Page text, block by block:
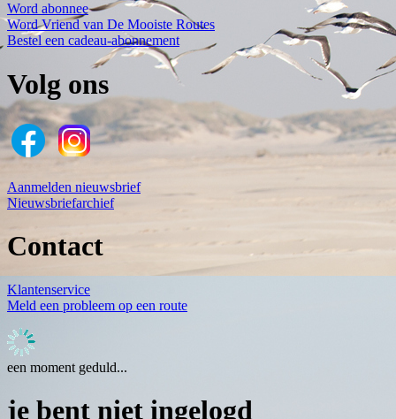
Word abonnee
Word Vriend van De Mooiste Routes
Bestel een cadeau-abonnement
Volg ons
Aanmelden nieuwsbrief
Nieuwsbriefarchief
Contact
Klantenservice
Meld een probleem op een route
een moment geduld...
je bent niet ingelogd